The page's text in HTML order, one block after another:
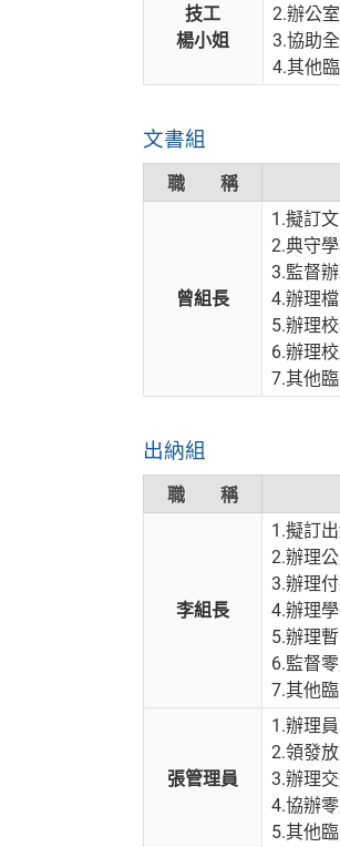
技工
楊小姐
2.辦公
3.協助
4.其他
文書組
職 稱
曾組長
1.擬訂
2.典守
3.監督
4.辦理
5.辦理
6.辦理
7.其他
出納組
職 稱
李組長
1.擬訂
2.辦理
3.辦理
4.辦理
5.辦理
6.監督
7.其他
張管理員
1.辦理
2.領發
3.辦理
4.協辦
5.其他